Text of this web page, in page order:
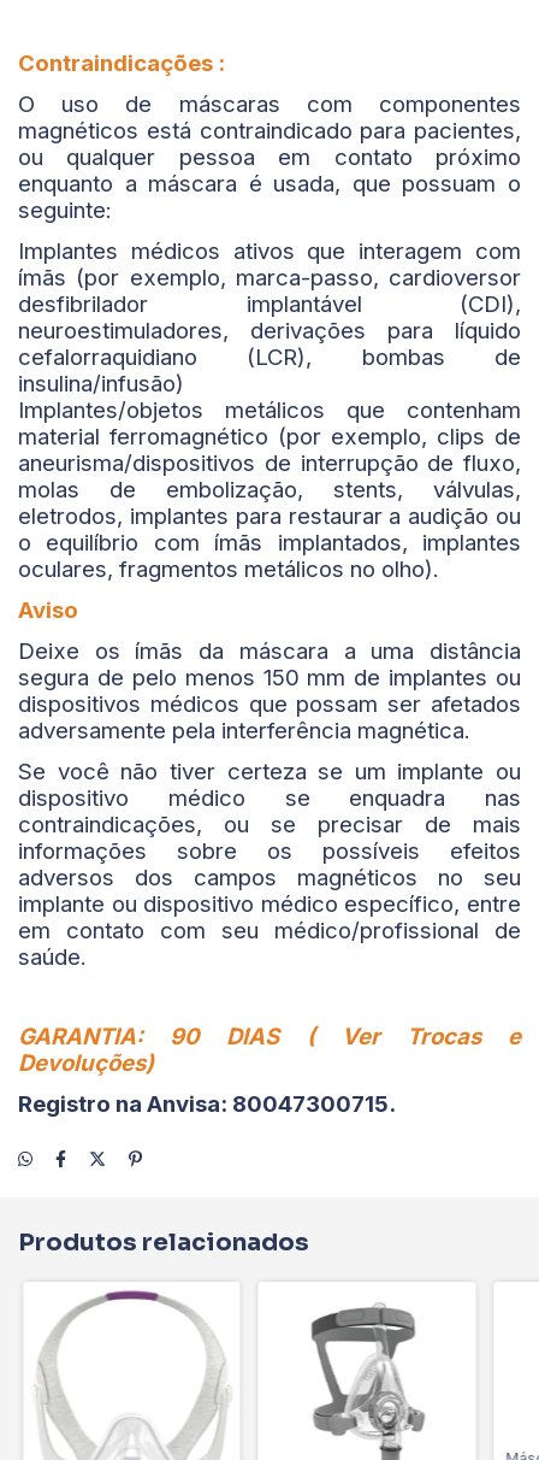
Contraindicações :
O uso de máscaras com componentes
magnéticos está contraindicado para pacientes,
ou qualquer pessoa em contato próximo
enquanto a máscara é usada, que possuam o
seguinte:
Implantes médicos ativos que interagem com
ímãs (por exemplo, marca-passo, cardioversor
desfibrilador implantável (CDI),
neuroestimuladores, derivações para líquido
cefalorraquidiano (LCR), bombas de
insulina/infusão)
Implantes/objetos metálicos que contenham
material ferromagnético (por exemplo, clips de
aneurisma/dispositivos de interrupção de fluxo,
molas de embolização, stents, válvulas,
eletrodos, implantes para restaurar a audição ou
o equilíbrio com ímãs implantados, implantes
oculares, fragmentos metálicos no olho).
Aviso
Deixe os ímãs da máscara a uma distância
segura de pelo menos 150 mm de implantes ou
dispositivos médicos que possam ser afetados
adversamente pela interferência magnética.
Se você não tiver certeza se um implante ou
dispositivo médico se enquadra nas
contraindicações, ou se precisar de mais
informações sobre os possíveis efeitos
adversos dos campos magnéticos no seu
implante ou dispositivo médico específico, entre
em contato com seu médico/profissional de
saúde.
GARANTIA: 90 DIAS ( Ver Trocas e
Devoluções)
Registro na Anvisa: 80047300715.
Produtos relacionados